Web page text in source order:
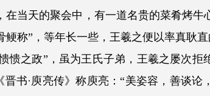
当天的聚会中，有一道名贵的菜肴烤牛
称”，等年长一些，王羲之便以率真耿直
之政”，虽为王氏子弟，王羲之屡次拒
书·庾亮传》称庾亮：“美姿容，善谈论